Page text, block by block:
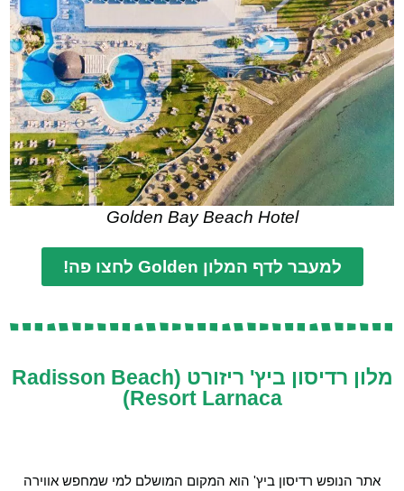
Golden Bay Beach Hotel
למעבר לדף המלון Golden לחצו פה!
מלון רדיסון ביץ' ריזורט (Radisson Beach
Resort Larnaca)
אתר הנופש רדיסון ביץ' הוא המקום המושלם למי שמחפש אווירה